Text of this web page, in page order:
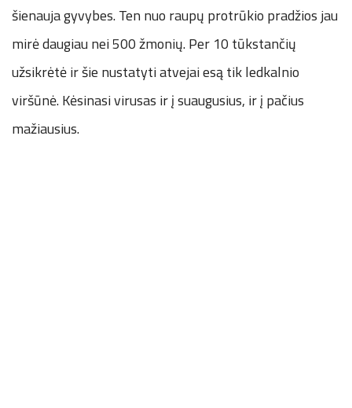
šienauja gyvybes. Ten nuo raupų protrūkio pradžios jau
mirė daugiau nei 500 žmonių. Per 10 tūkstančių
užsikrėtė ir šie nustatyti atvejai esą tik ledkalnio
viršūnė. Kėsinasi virusas ir į suaugusius, ir į pačius
mažiausius.